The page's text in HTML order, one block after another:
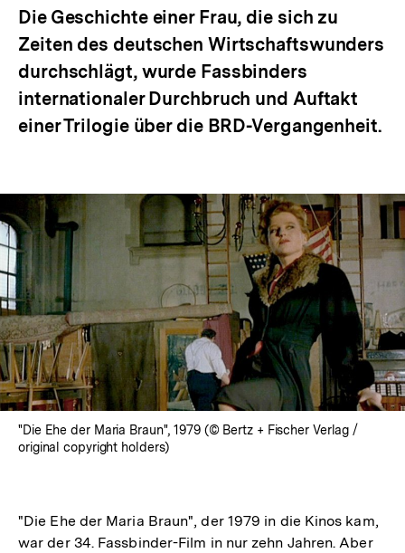
Die Geschichte einer Frau, die sich zu
Zeiten des deutschen Wirtschaftswunders
durchschlägt, wurde Fassbinders
internationaler Durchbruch und Auftakt
einer Trilogie über die BRD-Vergangenheit.
"Die Ehe der Maria Braun", 1979 (© Bertz + Fischer Verlag /
original copyright holders)
"Die Ehe der Maria Braun", der 1979 in die Kinos kam,
war der 34. Fassbinder-Film in nur zehn Jahren. Aber